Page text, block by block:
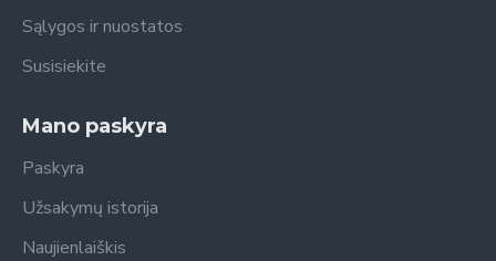
Sąlygos ir nuostatos
Susisiekite
Mano paskyra
Paskyra
Užsakymų istorija
Naujienlaiškis